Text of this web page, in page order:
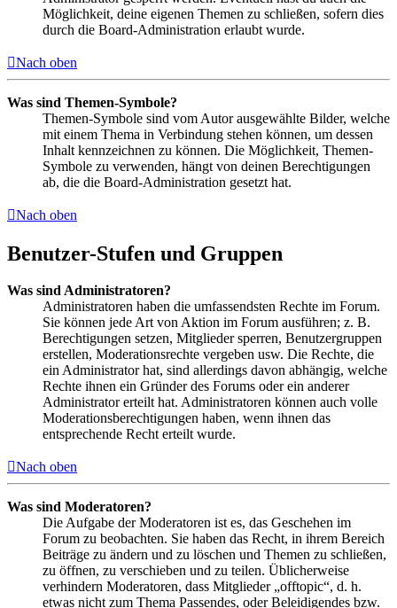
Möglichkeit, deine eigenen Themen zu schließen, sofern dies
durch die Board-Administration erlaubt wurde.
Nach oben
Was sind Themen-Symbole?
Themen-Symbole sind vom Autor ausgewählte Bilder, welche
mit einem Thema in Verbindung stehen können, um dessen
Inhalt kennzeichnen zu können. Die Möglichkeit, Themen-
Symbole zu verwenden, hängt von deinen Berechtigungen
ab, die die Board-Administration gesetzt hat.
Nach oben
Benutzer-Stufen und Gruppen
Was sind Administratoren?
Administratoren haben die umfassendsten Rechte im Forum.
Sie können jede Art von Aktion im Forum ausführen; z. B.
Berechtigungen setzen, Mitglieder sperren, Benutzergruppen
erstellen, Moderationsrechte vergeben usw. Die Rechte, die
ein Administrator hat, sind allerdings davon abhängig, welche
Rechte ihnen ein Gründer des Forums oder ein anderer
Administrator erteilt hat. Administratoren können auch volle
Moderationsberechtigungen haben, wenn ihnen das
entsprechende Recht erteilt wurde.
Nach oben
Was sind Moderatoren?
Die Aufgabe der Moderatoren ist es, das Geschehen im
Forum zu beobachten. Sie haben das Recht, in ihrem Bereich
Beiträge zu ändern und zu löschen und Themen zu schließen,
zu öffnen, zu verschieben und zu teilen. Üblicherweise
verhindern Moderatoren, dass Mitglieder „offtopic“, d. h.
etwas nicht zum Thema Passendes, oder Beleidigendes bzw.